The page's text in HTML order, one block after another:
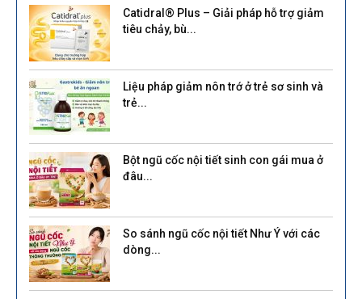
Catidral® Plus – Giải pháp hỗ trợ giảm
tiêu chảy, bù...
Liệu pháp giảm nôn trớ ở trẻ sơ sinh và
trẻ...
Bột ngũ cốc nội tiết sinh con gái mua ở
đâu...
So sánh ngũ cốc nội tiết Như Ý với các
dòng...